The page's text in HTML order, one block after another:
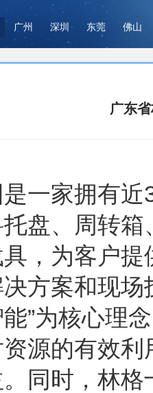
广州 深圳 东莞 佛山
广东
一家拥有
盘、周转
，为客户
方案和现
”为核心理
源的有效
同时，林